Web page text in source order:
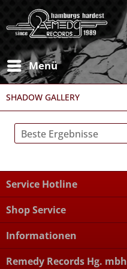
Menü
SHADOW GALLERY
Service Hotline
Shop Service
Informationen
Remedy Records Hg. mbh